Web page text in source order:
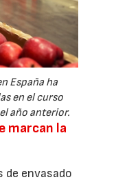
España ha
en el curso
año anterior.
marcan la
de envasado